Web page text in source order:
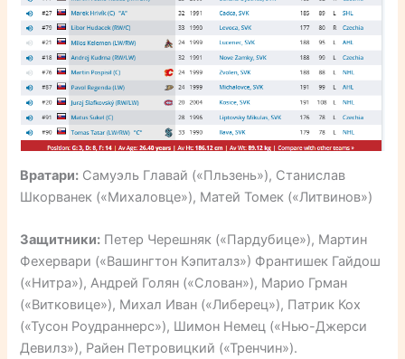
Вратари: Самуэль Главай («Пльзень»), Станислав
Шкорванек («Михаловце»), Матей Томек («Литвинов»)
Защитники: Петер Черешняк («Пардубице»), Мартин
Фехервари («Вашингтон Кэпиталз») Франтишек Гайдош
(«Нитра»), Андрей Голян («Слован»), Марио Грман
(«Витковице»), Михал Иван («Либерец»), Патрик Кох
(«Тусон Роудраннерс»), Шимон Немец («Нью-Джерси
Девилз»), Райен Петровицкий («Тренчин»).